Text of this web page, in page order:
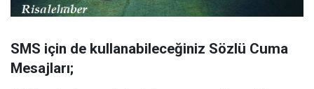
SMS için de kullanabileceğiniz Sözlü Cuma
Mesajları;